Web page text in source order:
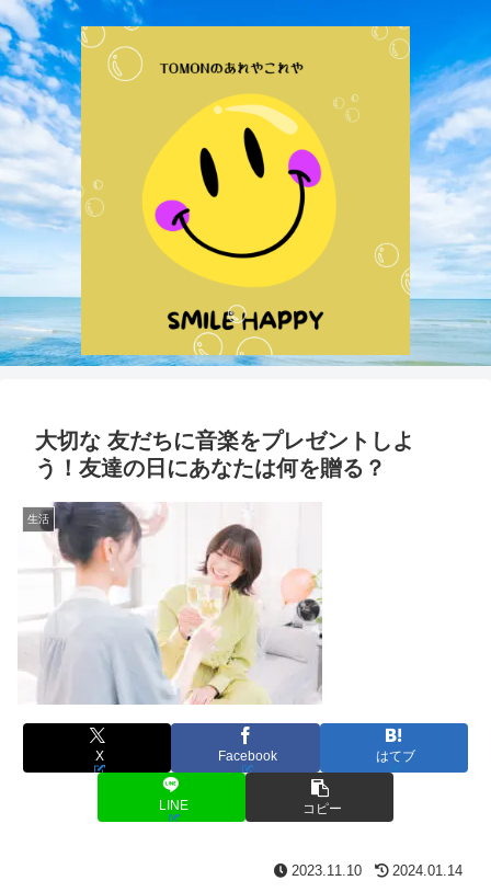
大切な 友だちに音楽をプレゼントしよ
う！友達の日にあなたは何を贈る？
生活
X Facebook はてブ
LINE コピー
2023.11.10 2024.01.14